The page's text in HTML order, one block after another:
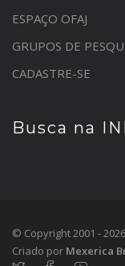
ESPAÇO OFAJ
GRUPOS DE
CADASTRE-SE
Busca na
© Copyright 2001 -
Criado por Mexerica